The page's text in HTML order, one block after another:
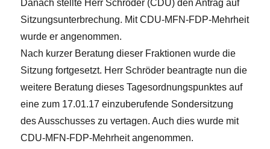
Danach stellte Herr Schröder (CDU) den Antrag auf
Sitzungsunterbrechung. Mit CDU-MFN-FDP-Mehrheit
wurde er angenommen.
Nach kurzer Beratung dieser Fraktionen wurde die
Sitzung fortgesetzt. Herr Schröder beantragte nun die
weitere Beratung dieses Tagesordnungspunktes auf
eine zum 17.01.17 einzuberufende Sondersitzung
des Ausschusses zu vertagen. Auch dies wurde mit
CDU-MFN-FDP-Mehrheit angenommen.